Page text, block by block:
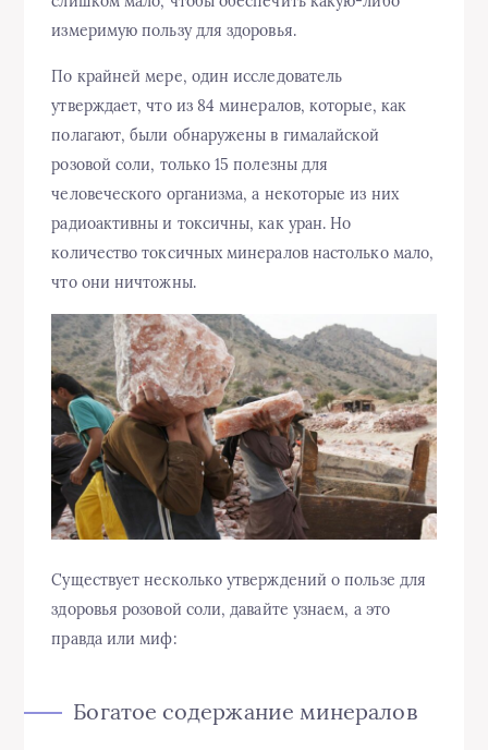
измеримую пользу для здоровья.
По крайней мере, один исследователь
утверждает, что из 84 минералов, которые, как
полагают, были обнаружены в гималайской
розовой соли, только 15 полезны для
человеческого организма, а некоторые из них
радиоактивны и токсичны, как уран. Но
количество токсичных минералов настолько мало,
что они ничтожны.
Существует несколько утверждений о пользе для
здоровья розовой соли, давайте узнаем, а это
правда или миф:
Богатое содержание минералов